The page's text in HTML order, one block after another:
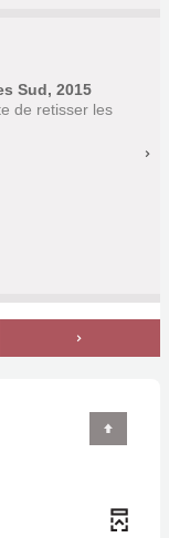
Sud, 2015
de retisser les